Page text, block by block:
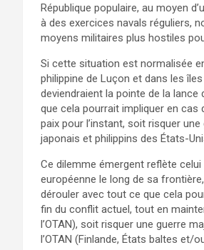
République populaire, au moyen
à des exercices navals réguliers,
moyens militaires plus hostiles
Si cette situation est normalisée
philippine de Luçon et dans les
deviendraient la pointe de la
que cela pourrait impliquer en
paix pour l’instant, soit risquer
japonais et philippins des États-
Ce dilemme émergent reflète
européenne le long de sa
dérouler avec tout ce que cela
fin du conflit actuel, tout en
l’OTAN), soit risquer une guerre
l’OTAN (Finlande, États baltes et/